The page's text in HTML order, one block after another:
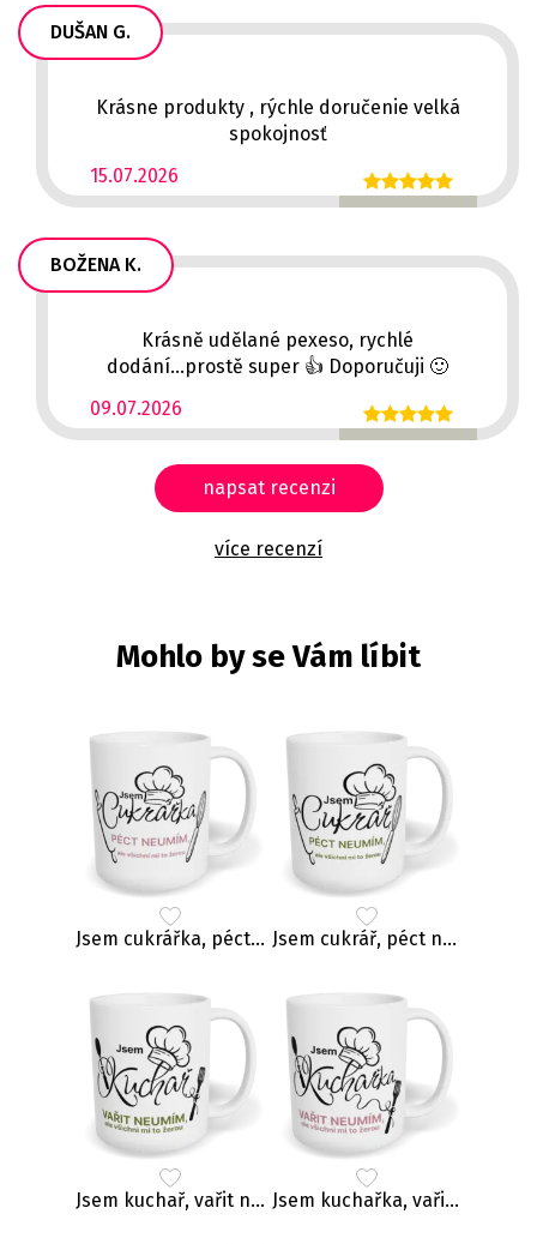
DUŠAN G.
15.07.2026
Krásne produkty , rýchle doručenie velká
spokojnosť
BOŽENA K.
09.07.2026
Krásně udělané pexeso, rychlé
dodání...prostě super 👍 Doporučuji 🙂
napsat recenzi
více recenzí
Mohlo by se Vám líbit
Jsem cukrářka, péct neumím, ale všichni mi to žerou Jsem cukrář, péct neumím, ale všichni mi to žerou
Jsem kuchař, vařit neumím, ale všichni mi to žerou Jsem kuchařka, vařit neumím, ale všichni mi to žerou